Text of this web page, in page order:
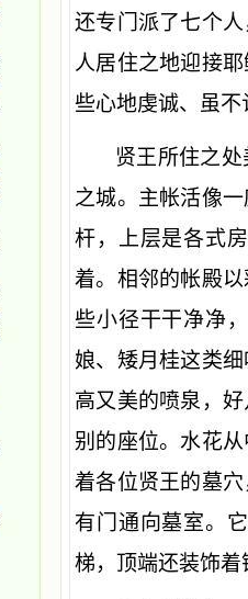
还专门派了七个
人居住之地迎接
些心地虔诚、虽
贤王所住之
之城。主帐活像
杆，上层是各式
着。相邻的帐殿
些小径干干净净
娘、矮月桂这类
高又美的喷泉，
别的座位。水花
着各位贤王的墓
有门通向墓室。
梯，顶端还装饰着